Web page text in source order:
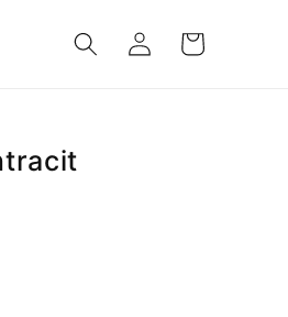
Conectați-
Cos